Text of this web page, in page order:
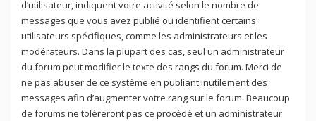
d’utilisateur, indiquent votre activité selon le nombre de
messages que vous avez publié ou identifient certains
utilisateurs spécifiques, comme les administrateurs et les
modérateurs. Dans la plupart des cas, seul un administrateur
du forum peut modifier le texte des rangs du forum. Merci de
ne pas abuser de ce système en publiant inutilement des
messages afin d’augmenter votre rang sur le forum. Beaucoup
de forums ne toléreront pas ce procédé et un administrateur